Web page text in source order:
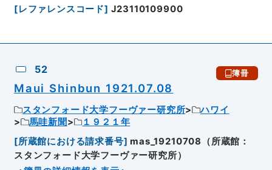
[レファレンスコード] J23110109900
52 簿冊
Maui Shinbun 1921.07.08
スタンフォード大学フーヴァー研究所
ハワイ
馬哇新聞
１９２１年
[所蔵館における請求番号] mas_19210708（所蔵館：
スタンフォード大学フーヴァー研究所）